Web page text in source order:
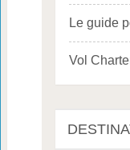
Le guide
Vol